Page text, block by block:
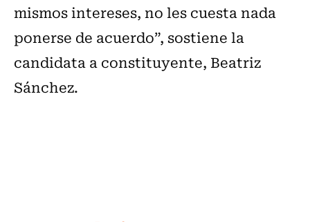
mismos intereses, no les cuesta nada
ponerse de acuerdo”, sostiene la
candidata a constituyente, Beatriz
Sánchez.